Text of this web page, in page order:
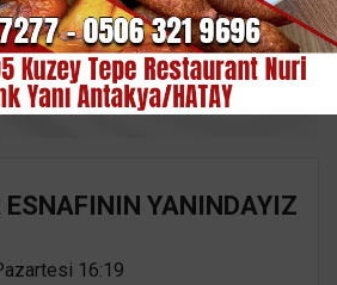
ESNAFININ YANINDAYIZ
16:19